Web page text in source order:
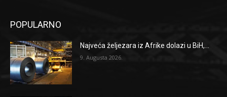
POPULARNO
Najveća željezara iz Afrike dolazi u BiH,...
9. Augusta 2026.